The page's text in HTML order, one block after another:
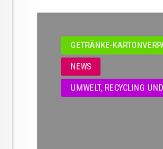
GETRÄNKE-
NEWS
UMWELT, RECYCLING